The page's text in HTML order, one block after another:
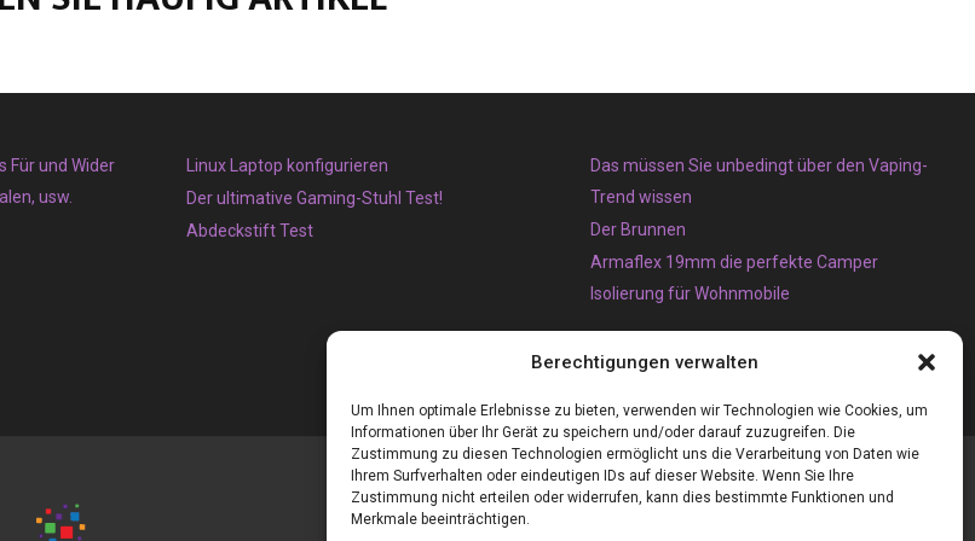
Berechtigungen verwalten
Um Ihnen optimale Erlebnisse zu bieten, verwenden wir Technologien wie Cookies, um
Informationen über Ihr Gerät zu speichern und/oder darauf zuzugreifen. Die
Zustimmung zu diesen Technologien ermöglicht uns die Verarbeitung von Daten wie
Ihrem Surfverhalten oder eindeutigen IDs auf dieser Website. Wenn Sie Ihre
Zustimmung nicht erteilen oder widerrufen, kann dies bestimmte Funktionen und
Merkmale beeinträchtigen.
Für und Wider
usw.
Linux Laptop konfigurieren
Der ultimative Gaming-Stuhl Test!
Abdeckstift Test
Das müssen Sie unbedingt über den Vaping-
Trend wissen
Der Brunnen
Armaflex 19mm die perfekte Camper
Isolierung für Wohnmobile